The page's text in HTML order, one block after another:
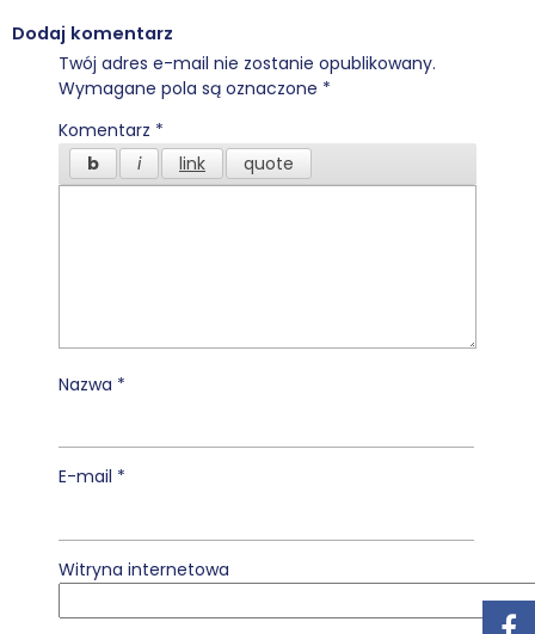
Dodaj komentarz
Twój adres e-mail nie zostanie opublikowany.
Wymagane pola są oznaczone *
Komentarz *
Nazwa *
E-mail *
Witryna internetowa